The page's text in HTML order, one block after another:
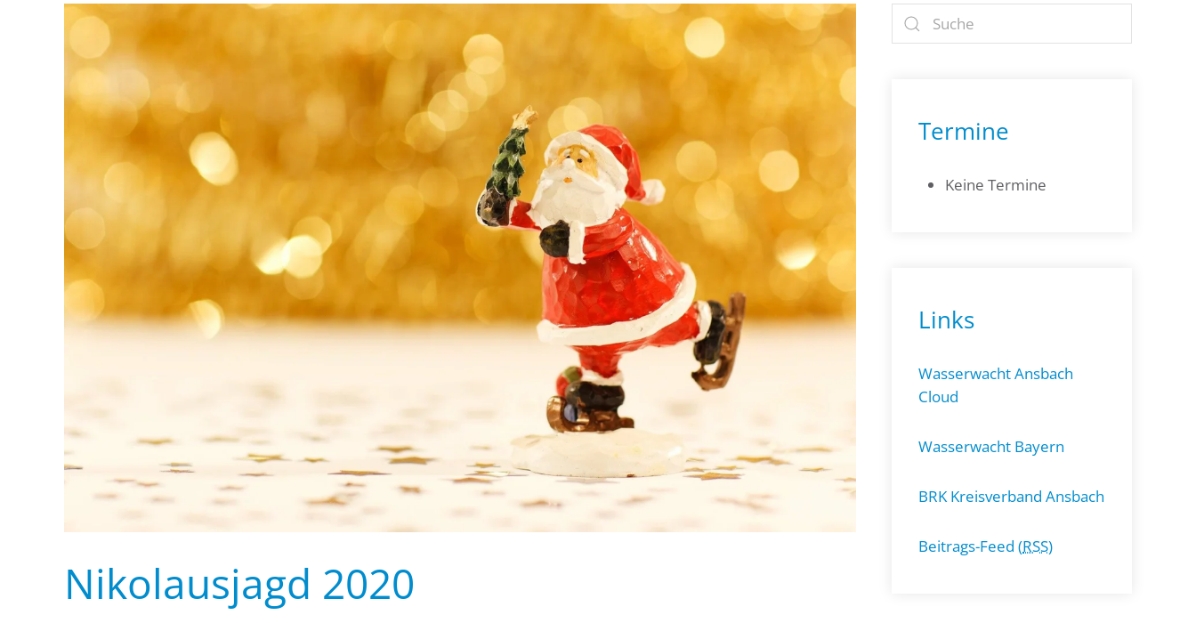
Nikolausjagd 2020
Termine
Keine Termine
Links
Wasserwacht Ansbach
Cloud
Wasserwacht Bayern
BRK Kreisverband Ansbach
Beitrags-Feed (RSS)